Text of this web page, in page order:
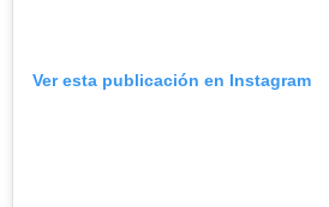
Ver esta publicación en Instagram